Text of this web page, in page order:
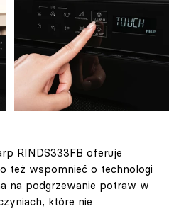
RINDS333FB oferuje
też wspomnieć o technologi
na podgrzewanie potraw w
które nie